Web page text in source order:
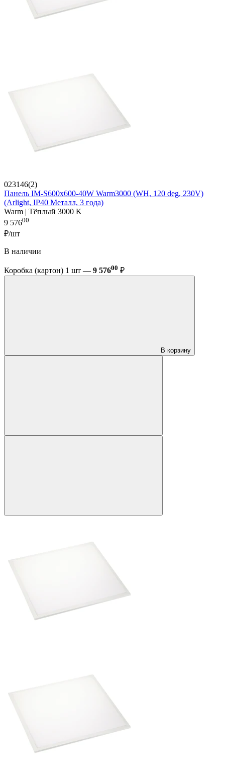
023146(2)
Панель IM-S600x600-40W Warm3000 (WH, 120 deg, 230V)
(Arlight, IP40 Металл, 3 года)
Warm | Тёплый 3000 K
9 57600
₽/шт
В наличии
Коробка (картон) 1 шт — 9 57600 ₽
В корзину